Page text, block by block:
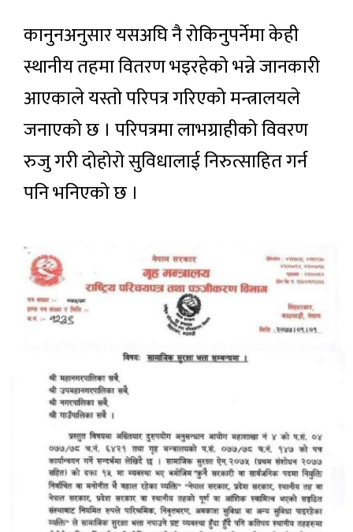
कानुनअनुसार यसअघि नै रोकिनुपर्नेमा केही
स्थानीय तहमा वितरण भइरहेको भन्ने जानकारी
आएकाले यस्तो परिपत्र गरिएको मन्त्रालयले
जनाएको छ । परिपत्रमा लाभग्राहीको विवरण
रुजु गरी दोहोरो सुविधालाई निरुत्साहित गर्न
पनि भनिएको छ ।